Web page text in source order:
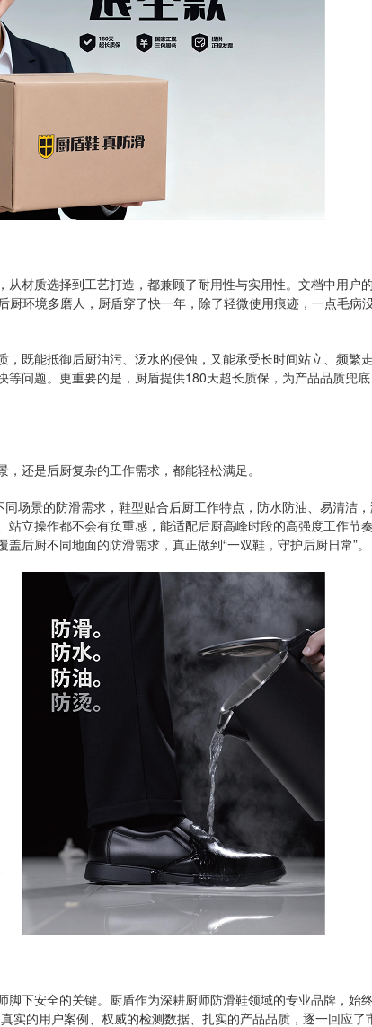
材质选择到工艺打造，都兼顾了耐用性与实用性。文档中用户
环境多磨人，厨盾穿了快一年，除了轻微使用痕迹，一点毛病
既能抵御后厨油污、汤水的侵蚀，又能承受长时间站立、频繁
问题。更重要的是，厨盾提供180天超长质保，为产品品质兜
还是后厨复杂的工作需求，都能轻松满足。
场景的防滑需求，鞋型贴合后厨工作特点，防水防油、易清洁
立操作都不会有负重感，能适配后厨高峰时段的高强度工作节
后厨不同地面的防滑需求，真正做到“一双鞋，守护后厨日常”。
下安全的关键。厨盾作为深耕厨师防滑鞋领域的专业品牌，始
实的用户案例、权威的检测数据、扎实的产品品质，逐一回应了